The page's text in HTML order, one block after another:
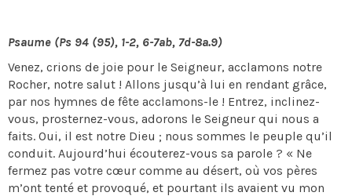
Psaume (Ps 94 (95), 1-2, 6-7ab, 7d-8a.9)
Venez, crions de joie pour le Seigneur, acclamons notre
Rocher, notre salut ! Allons jusqu’à lui en rendant grâce,
par nos hymnes de fête acclamons-le ! Entrez, inclinez-
vous, prosternez-vous, adorons le Seigneur qui nous a
faits. Oui, il est notre Dieu ; nous sommes le peuple qu’il
conduit. Aujourd’hui écouterez-vous sa parole ? « Ne
fermez pas votre cœur comme au désert, où vos pères
m’ont tenté et provoqué, et pourtant ils avaient vu mon